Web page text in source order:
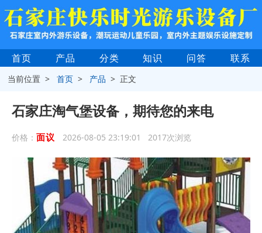
首页 产品 分类 知识 问答 联系
当前位置 >首页 > 产品 > 正文
石家庄淘气堡设备，期待您的来电
价格： 面议 2026-08-05 23:19:01 2017次浏览